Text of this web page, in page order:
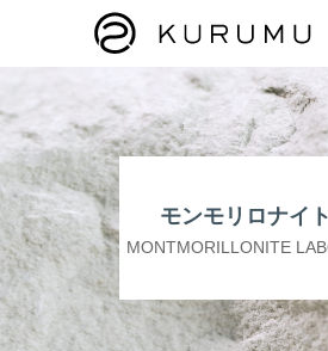
モンモリロナイ
MONTMORILLONITE
HOME
ABOUT
プロダクト
モンモリロナイトラボ